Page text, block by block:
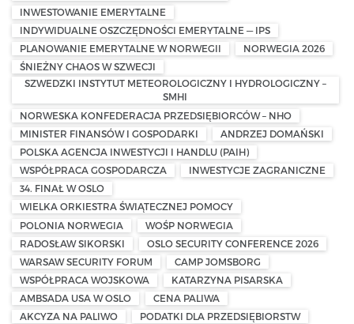
INWESTOWANIE EMERYTALNE
INDYWIDUALNE OSZCZĘDNOŚCI EMERYTALNE — IPS
PLANOWANIE EMERYTALNE W NORWEGII
NORWEGIA 2026
ŚNIEŻNY CHAOS W SZWECJI
SZWEDZKI INSTYTUT METEOROLOGICZNY I HYDROLOGICZNY –
SMHI
NORWESKA KONFEDERACJA PRZEDSIĘBIORCÓW – NHO
MINISTER FINANSÓW I GOSPODARKI
ANDRZEJ DOMAŃSKI
POLSKA AGENCJA INWESTYCJI I HANDLU (PAIH)
WSPÓŁPRACA GOSPODARCZA
INWESTYCJE ZAGRANICZNE
34. FINAŁ W OSLO
WIELKA ORKIESTRA ŚWIĄTECZNEJ POMOCY
POLONIA NORWEGIA
WOŚP NORWEGIA
RADOSŁAW SIKORSKI
OSLO SECURITY CONFERENCE 2026
WARSAW SECURITY FORUM
CAMP JOMSBORG
WSPÓŁPRACA WOJSKOWA
KATARZYNA PISARSKA
AMBSADA USA W OSLO
CENA PALIWA
AKCYZA NA PALIWO
PODATKI DLA PRZEDSIĘBIORSTW